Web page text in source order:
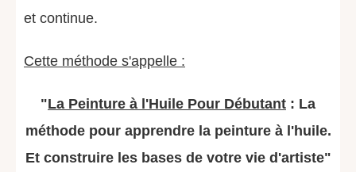
et continue.
Cette méthode s'appelle :
"La Peinture à l'Huile Pour Débutant : La
méthode pour apprendre la peinture à l'huile.
Et construire les bases de votre vie d'artiste"